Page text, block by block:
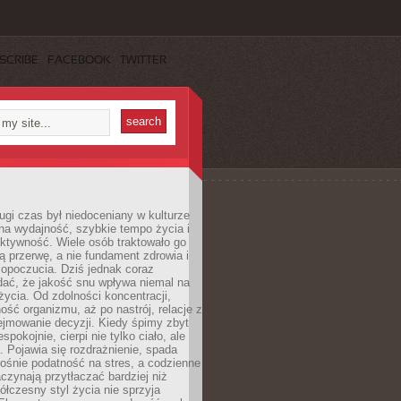
FACEBOOK TWITTER
czas był niedoceniany w kulturze
wydajność, szybkie tempo życia i
Wiele osób traktowało go
przerwę, a nie fundament zdrowia i
Dziś jednak coraz
że jakość snu wpływa niemal na
Od zdolności koncentracji,
organizmu, aż po nastrój, relacje z
decyzji. Kiedy śpimy zbyt
cierpi nie tylko ciało, ale
Pojawia się rozdrażnienie, spada
podatność na stres, a codzienne
przytłaczać bardziej niż
styl życia nie sprzyja